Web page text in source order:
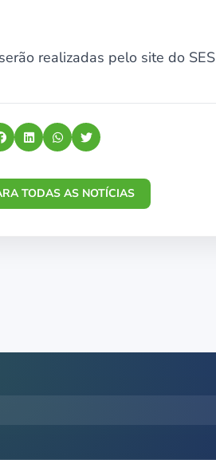
realizadas pelo site do
TODAS AS NOTÍCIAS